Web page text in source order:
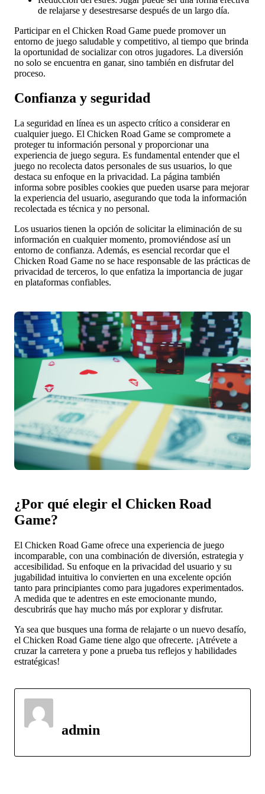
de relajarse y desestresarse después de un largo día.
Participar en el Chicken Road Game puede promover un
entorno de juego saludable y competitivo, al tiempo que brinda
la oportunidad de socializar con otros jugadores. La diversión
no solo se encuentra en ganar, sino también en disfrutar del
proceso.
Confianza y seguridad
La seguridad en línea es un aspecto crítico a considerar en
cualquier juego. El Chicken Road Game se compromete a
proteger tu información personal y proporcionar una
experiencia de juego segura. Es fundamental entender que el
juego no recolecta datos personales de sus usuarios, lo que
destaca su enfoque en la privacidad. La página también
informa sobre posibles cookies que pueden usarse para mejorar
la experiencia del usuario, asegurando que toda la información
recolectada es técnica y no personal.
Los usuarios tienen la opción de solicitar la eliminación de su
información en cualquier momento, promoviéndose así un
entorno de confianza. Además, es esencial recordar que el
Chicken Road Game no se hace responsable de las prácticas de
privacidad de terceros, lo que enfatiza la importancia de jugar
en plataformas confiables.
¿Por qué elegir el Chicken Road
Game?
El Chicken Road Game ofrece una experiencia de juego
incomparable, con una combinación de diversión, estrategia y
accesibilidad. Su enfoque en la privacidad del usuario y su
jugabilidad intuitiva lo convierten en una excelente opción
tanto para principiantes como para jugadores experimentados.
A medida que te adentres en este emocionante mundo,
descubrirás que hay mucho más por explorar y disfrutar.
Ya sea que busques una forma de relajarte o un nuevo desafío,
el Chicken Road Game tiene algo que ofrecerte. ¡Atrévete a
cruzar la carretera y pone a prueba tus reflejos y habilidades
estratégicas!
admin